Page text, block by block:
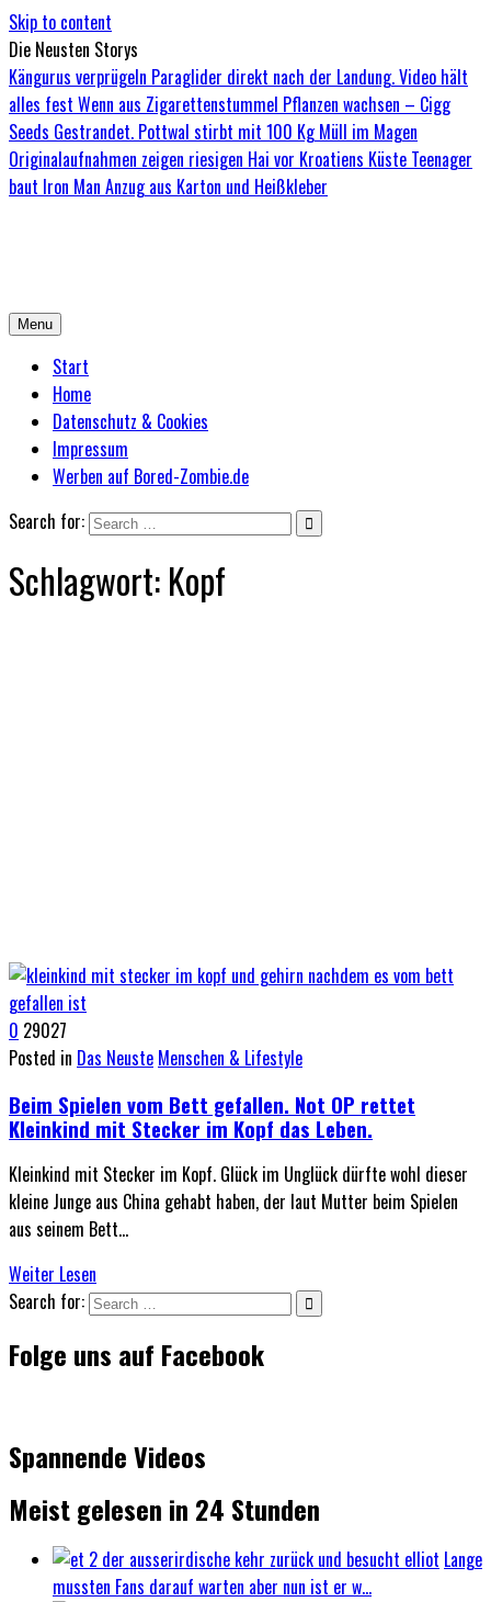
Skip to content
Die Neusten Storys
Kängurus verprügeln Paraglider direkt nach der Landung. Video hält
alles fest Wenn aus Zigarettenstummel Pflanzen wachsen – Cigg
Seeds Gestrandet. Pottwal stirbt mit 100 Kg Müll im Magen
Originalaufnahmen zeigen riesigen Hai vor Kroatiens Küste Teenager
baut Iron Man Anzug aus Karton und Heißkleber
Menu
Start
Home
Datenschutz & Cookies
Impressum
Werben auf Bored-Zombie.de
Search for:
Schlagwort:Kopf
0 29027
Posted in Das Neuste Menschen & Lifestyle
Beim Spielen vom Bett gefallen. Not OP rettet
Kleinkind mit Stecker im Kopf das Leben.
Kleinkind mit Stecker im Kopf. Glück im Unglück dürfte wohl dieser
kleine Junge aus China gehabt haben, der laut Mutter beim Spielen
aus seinem Bett…
Weiter Lesen
Search for:
Folge uns auf Facebook
Spannende Videos
Meist gelesen in 24 Stunden
Lange
mussten Fans darauf warten aber nun ist er w...